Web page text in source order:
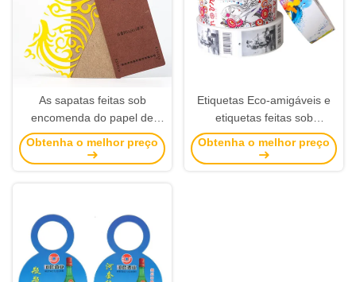
As sapatas feitas sob
encomenda do papel de
embalagem de Brown
etiquetam Hangtags
Obtenha o melhor preço
Etiquetas Eco-amigáveis e
etiquetas feitas sob
encomenda do balanço da
roupa do papel de rolo que
Obtenha o melhor preço